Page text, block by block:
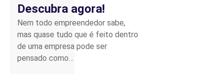
Descubra agora!
Nem todo empreendedor sabe,
mas quase tudo que é feito dentro
de uma empresa pode ser
pensado como…